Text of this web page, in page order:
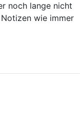
noch lange nicht
wie immer